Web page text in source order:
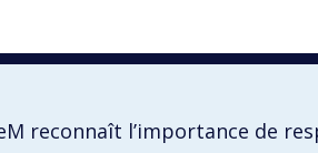
reconnaît l’importance de